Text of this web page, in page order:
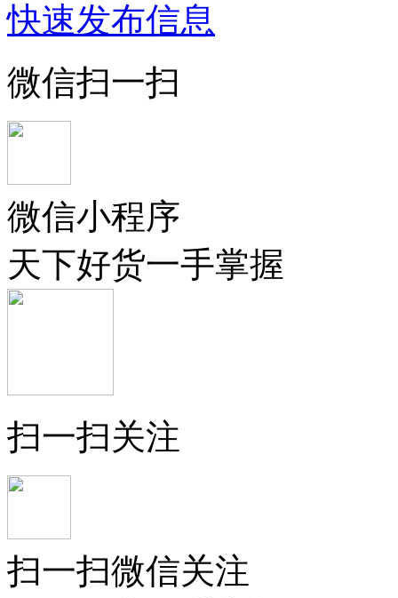
快速发布信息
微信扫一扫
微信小程序
天下好货一手掌握
扫一扫关注
扫一扫微信关注